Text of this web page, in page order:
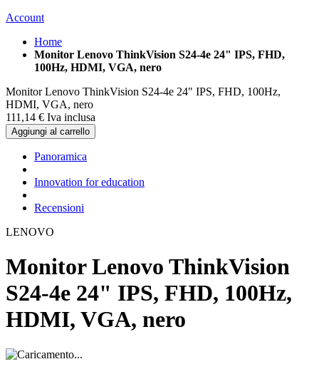
Account
Home
Monitor Lenovo ThinkVision S24-4e 24" IPS, FHD,
100Hz, HDMI, VGA, nero
Monitor Lenovo ThinkVision S24-4e 24" IPS, FHD, 100Hz,
HDMI, VGA, nero
111,14 € Iva inclusa
Aggiungi al carrello
Panoramica
Innovation for education
Recensioni
LENOVO
Monitor Lenovo ThinkVision
S24-4e 24" IPS, FHD, 100Hz,
HDMI, VGA, nero